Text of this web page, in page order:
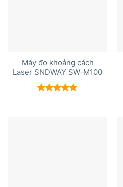
Máy đo khoảng cách
Laser SNDWAY SW-M100